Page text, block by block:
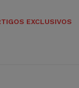
EXCLUSIVOS